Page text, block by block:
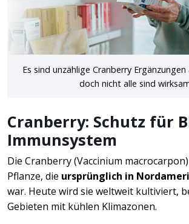
Es sind unzählige Cranberry
doch nicht alle sind
Cranberry: Schutz für
Immunsystem
Die Cranberry (Vaccinium
Pflanze, die ursprünglich in
war. Heute wird sie weltweit kultiviert,
Gebieten mit kühlen Klimazonen.